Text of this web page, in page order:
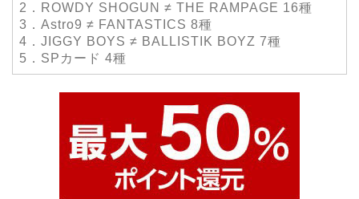
2．ROWDY SHOGUN ≠ THE RAMPAGE 16種
3．Astro9 ≠ FANTASTICS 8種
4．JIGGY BOYS ≠ BALLISTIK BOYZ 7種
5．SPカード 4種